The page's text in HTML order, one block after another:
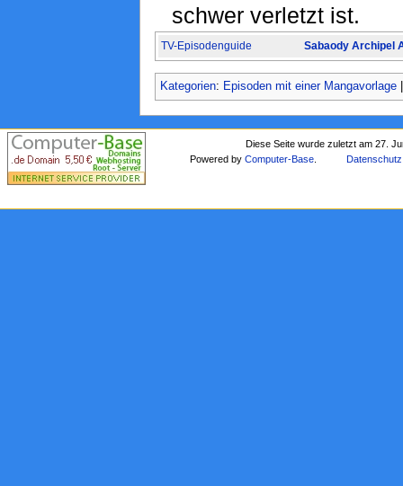
schwer verletzt ist.
TV-Episodenguide Sabaody Archipel
Kategorien: Episoden mit einer Mangavorlage
Diese Seite wurde zuletzt am 27.
Powered byComputer-Base Datenschutz